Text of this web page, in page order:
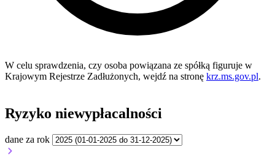
W celu sprawdzenia, czy osoba powiązana ze spółką figuruje w
Krajowym Rejestrze Zadłużonych, wejdź na stronę krz.ms.gov.pl.
Ryzyko niewypłacalności
dane za rok